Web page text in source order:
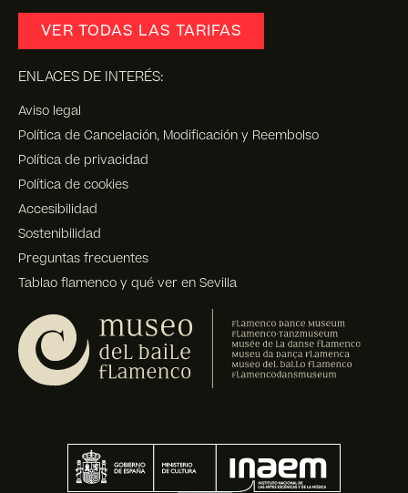
VER TODAS LAS TARIFAS
ENLACES DE INTERÉS:
Aviso legal
Política de Cancelación, Modificación y Reembolso
Política de privacidad
Política de cookies
Accesibilidad
Sostenibilidad
Preguntas frecuentes
Tablao flamenco y qué ver en Sevilla